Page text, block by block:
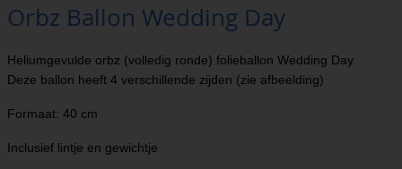
Orbz Ballon Wedding Day
Heliumgevulde orbz (volledig ronde) folieballon Wedding Day
Deze ballon heeft 4 verschillende zijden (zie afbeelding)
Formaat: 40 cm
Inclusief lintje en gewichtje